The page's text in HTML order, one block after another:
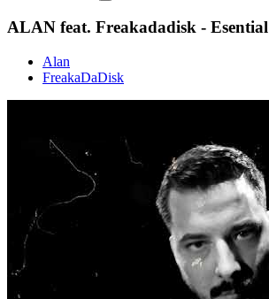
ALAN feat. Freakadadisk - Esential
Alan
FreakaDaDisk